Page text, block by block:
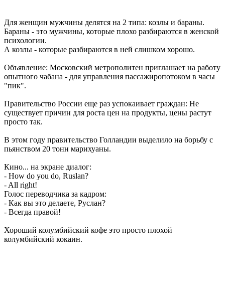
Для женщин мужчины делятся на 2 типа: козлы и бараны.
Бараны - это мужчины, которые плохо разбираются в женской
психологии.
А козлы - которые разбираются в ней слишком хорошо.
Объявление: Московский метрополитен приглашает на работу
опытного чабана - для управления пассажиропотоком в часы
"пик".
Правительство России еще раз успокаивает граждан: Hе
существует причин для роста цен на продукты, цены растут
просто так.
В этом году правительство Голландии выделило на борьбу с
пьянством 20 тонн марихуаны.
Кино... на экране диалог:
- How do you do, Ruslan?
- All right!
Голос переводчика за кадром:
- Как вы это делаете, Руслан?
- Всегда правой!
Хороший колумбийский кофе это просто плохой
колумбийский кокаин.